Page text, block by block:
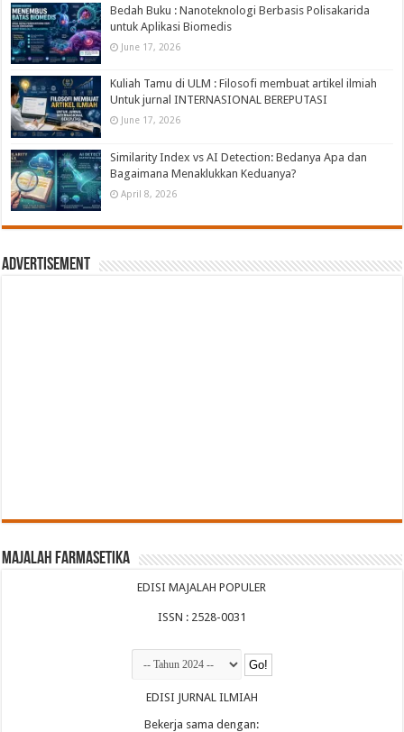
Bedah Buku : Nanoteknologi Berbasis Polisakarida
untuk Aplikasi Biomedis
June 17, 2026
Kuliah Tamu di ULM : Filosofi membuat artikel ilmiah
Untuk jurnal INTERNASIONAL BEREPUTASI
June 17, 2026
Similarity Index vs AI Detection: Bedanya Apa dan
Bagaimana Menaklukkan Keduanya?
April 8, 2026
Advertisement
Majalah Farmasetika
EDISI MAJALAH POPULER
ISSN : 2528-0031
EDISI JURNAL ILMIAH
Bekerja sama dengan: